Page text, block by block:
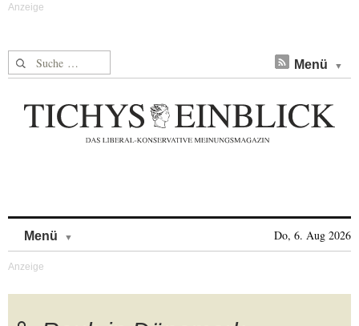
Suche nach: Menü
Menü Do, 6. Aug 2026